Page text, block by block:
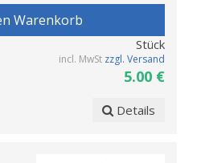
Warenkorb
Stück
incl. MwSt zzgl. Versand
5.00 €
Details